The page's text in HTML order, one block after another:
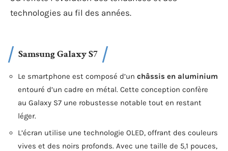
technologies au fil des années.
Samsung Galaxy S7
Le smartphone est composé d’un châssis en aluminium
entouré d’un cadre en métal. Cette conception confère
au Galaxy S7 une robustesse notable tout en restant
léger.
L’écran utilise une technologie OLED, offrant des couleurs
vives et des noirs profonds. Avec une taille de 5,1 pouces,